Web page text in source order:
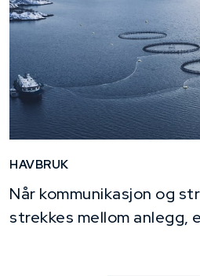
HAVBRUK
Når kommunikasjon og
strekkes mellom anlegg,